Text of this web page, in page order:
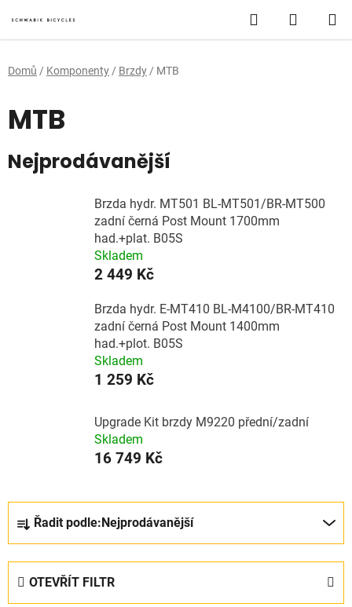
na
obsah
Hledat
KOŠÍK
Domů / Komponenty / Brzdy / MTB
MTB
Nejprodávanější
Brzda hydr. MT501 BL-MT501/BR-MT500
zadní černá Post Mount 1700mm
had.+plat. B05S
Skladem
2 449 Kč
Brzda hydr. E-MT410 BL-M4100/BR-MT410
zadní černá Post Mount 1400mm
had.+plot. B05S
Skladem
1 259 Kč
Upgrade Kit brzdy M9220 přední/zadní
Skladem
16 749 Kč
Ř
a
z
e
n
Řadit podle: Nejprodávanější
OTEVŘÍT FILTR